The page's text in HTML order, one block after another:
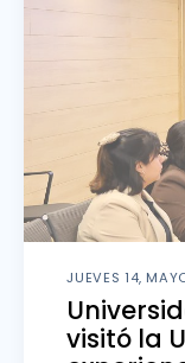
JUEVES 14,
visitó la